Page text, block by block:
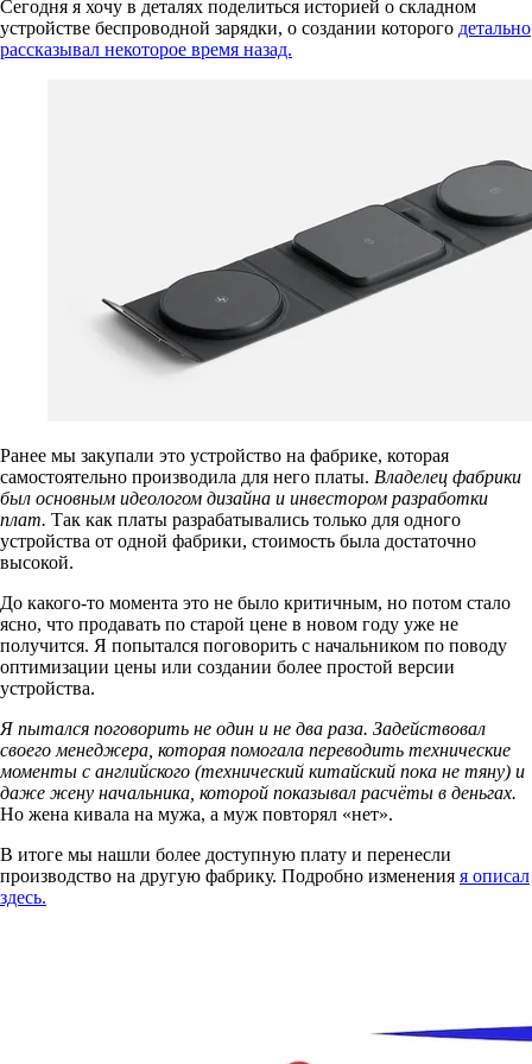
Сегодня я хочу в деталях поделиться историей о складном
устройстве беспроводной зарядки, о создании которого детально
рассказывал некоторое время назад.
Ранее мы закупали это устройство на фабрике, которая
самостоятельно производила для него платы. Владелец фабрики
был основным идеологом дизайна и инвестором разработки
плат. Так как платы разрабатывались только для одного
устройства от одной фабрики, стоимость была достаточно
высокой.
До какого-то момента это не было критичным, но потом стало
ясно, что продавать по старой цене в новом году уже не
получится. Я попытался поговорить с начальником по поводу
оптимизации цены или создании более простой версии
устройства.
Я пытался поговорить не один и не два раза. Задействовал
своего менеджера, которая помогала переводить технические
моменты с английского (технический китайский пока не тяну) и
даже жену начальника, которой показывал расчёты в деньгах.
Но жена кивала на мужа, а муж повторял «нет».
В итоге мы нашли более доступную плату и перенесли
производство на другую фабрику. Подробно изменения я описал
здесь.